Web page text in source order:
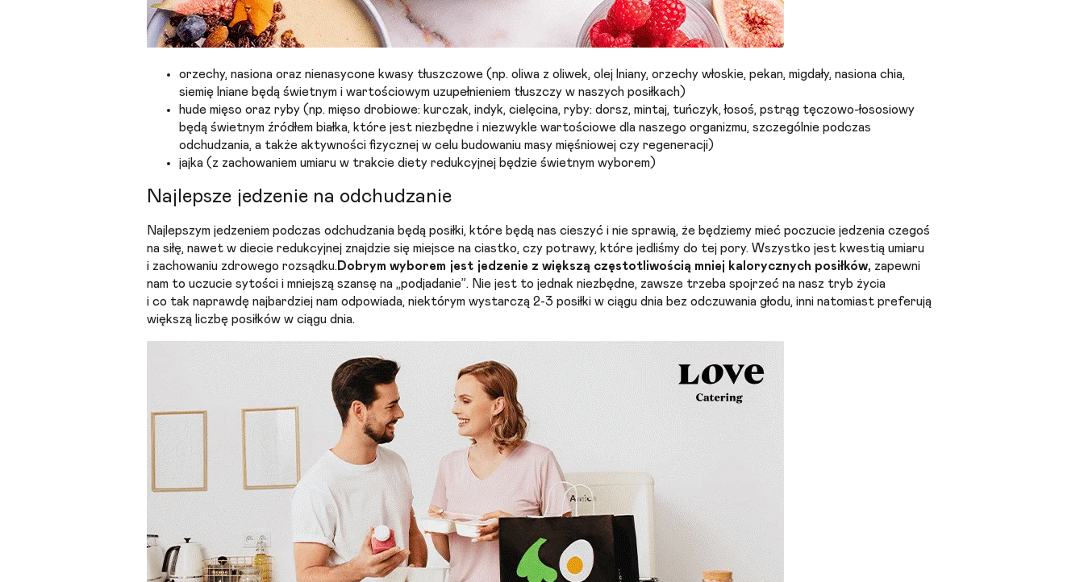
orzechy, nasiona oraz nienasycone kwasy tłuszczowe (np. oliwa z oliwek, olej lniany, orzechy włoskie, pekan, migdały, nasiona chia,
siemię lniane będą świetnym i wartościowym uzupełnieniem tłuszczy w naszych posiłkach)
hude mięso oraz ryby (np. mięso drobiowe: kurczak, indyk, cielęcina, ryby: dorsz, mintaj, tuńczyk, łosoś, pstrąg tęczowo-łososiowy
będą świetnym źródłem białka, które jest niezbędne i niezwykle wartościowe dla naszego organizmu, szczególnie podczas
odchudzania, a także aktywności fizycznej w celu budowaniu masy mięśniowej czy regeneracji)
jajka (z zachowaniem umiaru w trakcie diety redukcyjnej będzie świetnym wyborem)
Najlepsze jedzenie na odchudzanie
Najlepszym jedzeniem podczas odchudzania będą posiłki, które będą nas cieszyć i nie sprawią, że będziemy mieć poczucie jedzenia czegoś
na siłę, nawet w diecie redukcyjnej znajdzie się miejsce na ciastko, czy potrawy, które jedliśmy do tej pory. Wszystko jest kwestią umiaru
i zachowaniu zdrowego rozsądku. Dobrym wyborem jest jedzenie z większą częstotliwością mniej kalorycznych posiłków, zapewni
nam to uczucie sytości i mniejszą szansę na „podjadanie”. Nie jest to jednak niezbędne, zawsze trzeba spojrzeć na nasz tryb życia
i co tak naprawdę najbardziej nam odpowiada, niektórym wystarczą 2-3 posiłki w ciągu dnia bez odczuwania głodu, inni natomiast preferują
większą liczbę posiłków w ciągu dnia.